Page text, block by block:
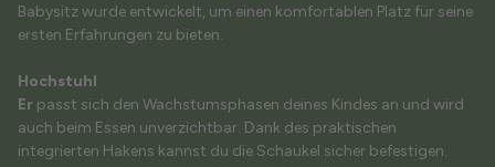
Babysitz wurde entwickelt, um einen komfortablen Platzfür seine
ersten Erfahrungen zu bieten.
Hochstuhl
Er passt sich den Wachstumsphasen deines Kindes an und wird
auch beim Essen unverzichtbar. Dank des praktischen
integrierten Hakens kannst du die Schaukel sicher befestigen.